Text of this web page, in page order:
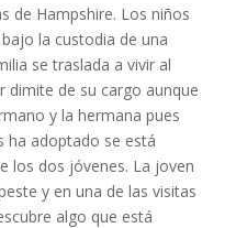
de Hampshire. Los niños
la custodia de una
se traslada a vivir al
dimite de su cargo aunque
y la hermana pues
ha adoptado se está
los dos jóvenes. La joven
y en una de las visitas
algo que está